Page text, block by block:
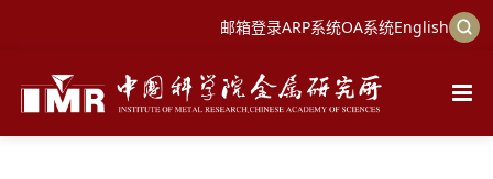
邮箱登录ARP系统OA系统English